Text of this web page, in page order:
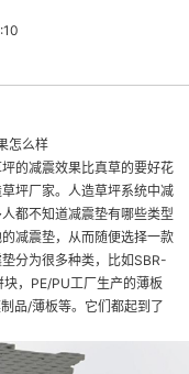
怎么样
的减震效果比真草的要好花
坪厂家。人造草坪系统中减
都不知道减震垫有哪些类型
减震垫，从而随便选择一款
分为很多种类，比如SBR-
，PE/PU工厂生产的薄板
制品/薄板等。它们都起到了